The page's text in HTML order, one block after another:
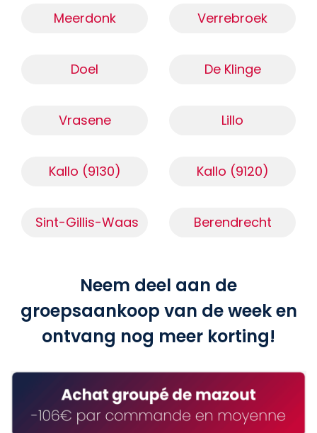
Meerdonk Verrebroek
Doel De Klinge
Vrasene Lillo
Kallo (9130) Kallo (9120)
Sint-Gillis-Waas Berendrecht
Neem deel aan de
groepsaankoop van de week en
ontvang nog meer korting!